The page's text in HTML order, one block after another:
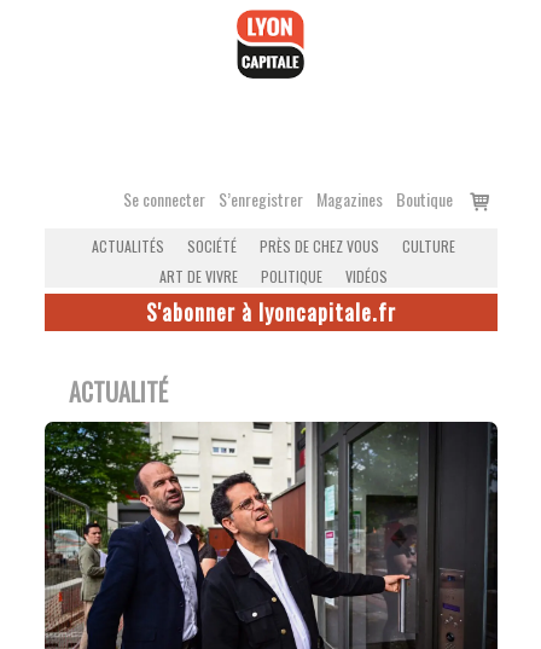
Se connecter S’enregistrer Magazines Boutique
Voir
ACTUALITÉS SOCIÉTÉ PRÈS DE CHEZ VOUS
CULTURE
ART DE VIVRE
POLITIQUE VIDÉOS
S'abonner à lyoncapitale.fr
ACTUALITÉ